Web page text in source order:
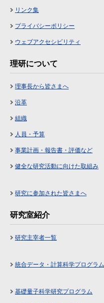
リンク集
プライバシーポリシー
ウェブアクセシビリティ
理研について
理事長から皆さまへ
沿革
組織
人員・予算
事業計画・報告書・評価など
健全な研究活動に向けた取組み
研究に参加された皆さまへ
研究室紹介
研究主宰者一覧
統合データ・計算科学プログラム
基礎量子科学研究プログラム